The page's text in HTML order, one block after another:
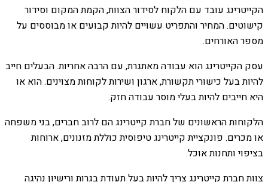
הקייטרינג עובד עם הלקוח לסידור הצוות, הקמת המקום וסידור
קישוטים. המחיר והתפריט עשויים להיות קבועים או מבוססים על
מספר האורחים.
עסק הקייטרינג הוא עבודה מאתגרת, עם הרבה אחריות. הבעלים חייב
להיות בעל כישורי תקשורת, ארגון ושירות לקוחות מצוינים. הוא או
היא חייבים להיות בעלי מוסר עבודה חזק.
הלקוחות הראשונים של חברת קייטרינג הם לרוב חברים, בני משפחה
או מכרים. פונקציית קייטרינג טיפוסית כוללת מזנונים, ארוחות
בציפוי ותחנות אוכל.
צוות חברת קייטרינג צריך להיות בעל תעודת בגרות ורישיון נהיגה